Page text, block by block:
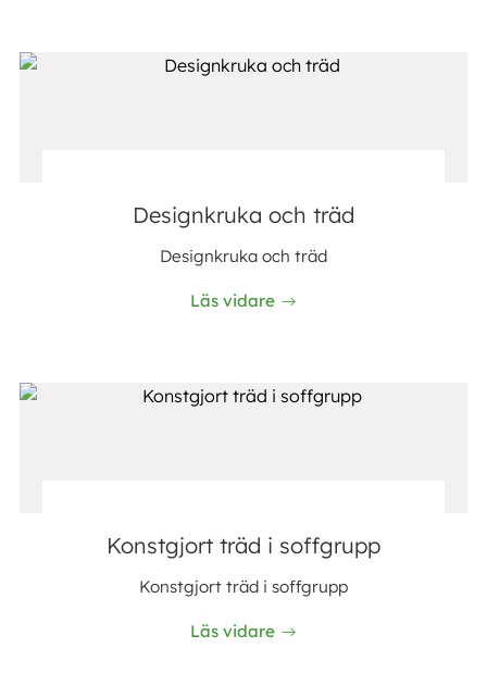
Designkruka och träd
Designkruka och träd
Läs vidare
Konstgjort träd i soffgrupp
Konstgjort träd i soffgrupp
Läs vidare